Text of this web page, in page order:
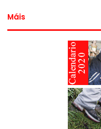
Máis